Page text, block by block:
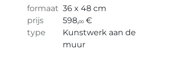
formaat 36 x 48 cm
prijs
598,00 €
type
Kunstwerk aan de
muur